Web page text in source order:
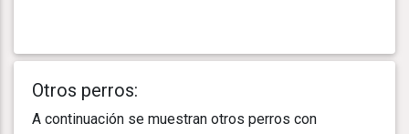
Otros perros:
A continuación se muestran otros perros con